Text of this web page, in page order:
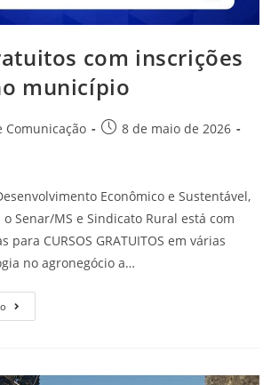
com inscrições
município
Comunicação
8 de maio de 2026
Econômico e Sustentável,
Senar/MS e Sindicato Rural está com
para CURSOS GRATUITOS em várias
no agronegócio a…